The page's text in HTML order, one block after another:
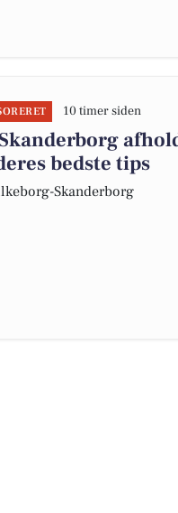
10 timer siden
bedste tips
Skanderborg